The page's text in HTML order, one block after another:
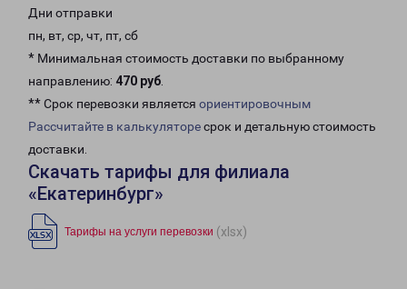
Дни отправки
пн, вт, ср, чт, пт, сб
* Минимальная стоимость доставки по выбранному
направлению: 470 руб.
** Срок перевозки является ориентировочным
Рассчитайте в калькуляторесрок и детальную стоимость
доставки.
Скачать тарифы для филиала
«Екатеринбург»
Тарифы на услуги перевозки (xlsx)